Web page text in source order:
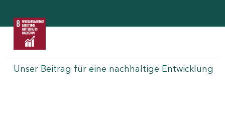
Unser Beitrag für eine nachhaltige Entwicklung